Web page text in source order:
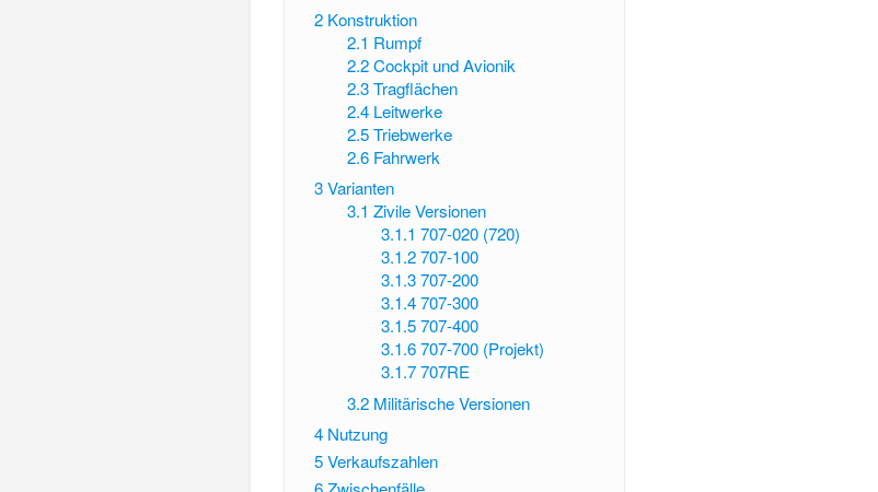
2 Konstruktion
2.1 Rumpf
2.2 Cockpit und Avionik
2.3 Tragflächen
2.4 Leitwerke
2.5 Triebwerke
2.6 Fahrwerk
3Varianten
3.1 Zivile Versionen
3.1.1 707-020 (720)
3.1.2 707-100
3.1.3 707-200
3.1.4 707-300
3.1.5 707-400
3.1.6 707-700 (Projekt)
3.1.7 707RE
3.2 Militärische Versionen
4 Nutzung
5Verkaufszahlen